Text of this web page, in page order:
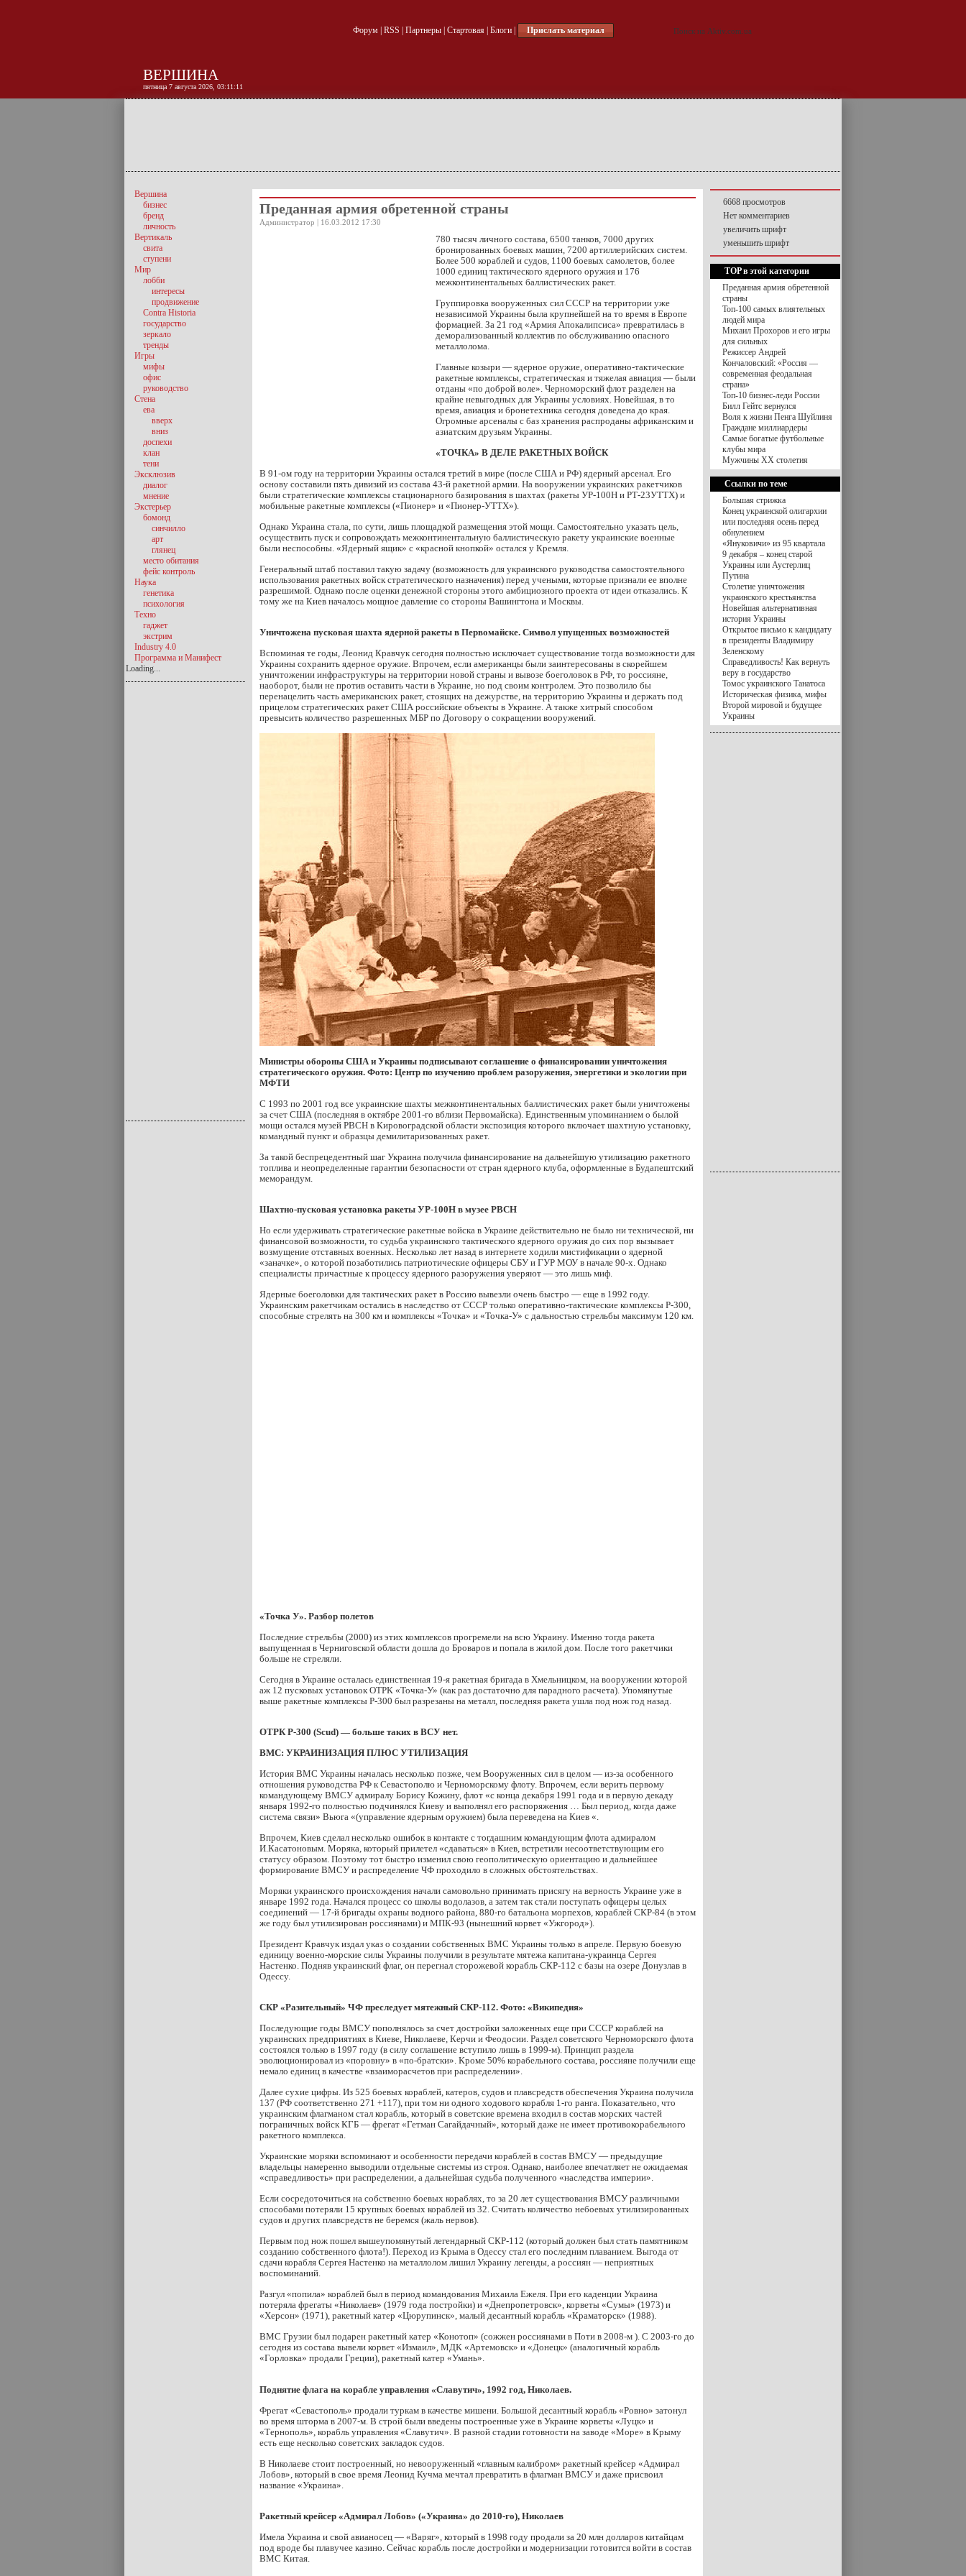
Форум| RSS Партнеры| Стартовая| Блоги| Прислать материал
ВЕРШИНА
пятница 7 августа 2026, 03:11:12
Преданная армия обретенной страны
Администратор | 16.03.2012 17:30
780 тысяч личного состава, 6500 танков, 7000 других
бронированных боевых машин, 7200 артиллерийских систем.
Более 500 кораблей и судов, 1100 боевых самолетов, более
1000 единиц тактического ядерного оружия и 176
межконтинентальных баллистических ракет.
Группировка вооруженных сил СССР на территории уже
независимой Украины была крупнейшей на то время в Европе
формацией. За 21 год «Армия Апокалипсиса» превратилась в
деморализованный коллектив по обслуживанию опасного
металлолома.
Главные козыри — ядерное оружие, оперативно-тактические
ракетные комплексы, стратегическая и тяжелая авиация — были
отданы «по доброй воле». Черноморский флот разделен на
крайне невыгодных для Украины условиях. Новейшая, в то
время, авиация и бронетехника сегодня доведена до края.
Огромные арсеналы с баз хранения распроданы африканским и
азиатским друзьям Украины.
«ТОЧКА» В ДЕЛЕ РАКЕТНЫХ ВОЙСК
В 91-ом году на территории Украины остался третий в мире (после США и РФ) ядерный арсенал. Его
основу составили пять дивизий из состава 43-й ракетной армии. На вооружении украинских ракетчиков
были стратегические комплексы стационарного базирования в шахтах (ракеты УР-100Н и РТ-23УТТХ) и
мобильные ракетные комплексы («Пионер» и «Пионер-УТТХ»).
Oднако Украина стала, по сути, лишь площадкой размещения этой мощи. Самостоятельно указать цель,
осуществить пуск и сопровождать межконтинентальную баллистическую ракету украинские военные
были неспособны. «Ядерный ящик» с «красной кнопкой» остался у Кремля.
Генеральный штаб поставил такую задачу (возможность для украинского руководства самостоятельного
использования ракетных войск стратегического назначения) перед учеными, которые признали ее вполне
разрешимой. Однако после оценки денежной стороны этого амбициозного проекта от идеи отказались. К
тому же на Киев началось мощное давление со стороны Вашингтона и Москвы.
Уничтожена пусковая шахта ядерной ракеты в Первомайске. Символ упущенных возможностей
Вспоминая те годы, Леонид Кравчук сегодня полностью исключает существование тогда возможности для
Украины сохранить ядерное оружие. Впрочем, если американцы были заинтересованы в скорейшем
уничтожении инфраструктуры на территории новой страны и вывозе боеголовок в РФ, то россияне,
наоборот, были не против оставить части в Украине, но под своим контролем. Это позволило бы
перенацелить часть американских ракет, стоящих на дежурстве, на территорию Украины и держать под
прицелом стратегических ракет США российские объекты в Украине. А также хитрый способом
превысить количество разрешенных МБР по Договору о сокращении вооружений.
Министры обороны США и Украины подписывают соглашение о финансировании уничтожения
стратегического оружия. Фото: Центр по изучению проблем разоружения, энергетики и экологии при
МФТИ
С 1993 по 2001 год все украинские шахты межконтинентальных баллистических ракет были уничтожены
за счет США (последняя в октябре 2001-го вблизи Первомайска). Единственным упоминанием о былой
мощи остался музей РВСН в Кировоградской области экспозиция которого включает шахтную установку,
командный пункт и образцы демилитаризованных ракет.
За такой беспрецедентный шаг Украина получила финансирование на дальнейшую утилизацию ракетного
топлива и неопределенные гарантии безопасности от стран ядерного клуба, оформленные в Будапештский
меморандум.
Шахтно-пусковая установка ракеты УР-100Н в музее РВСН
Но если удерживать стратегические ракетные войска в Украине действительно не было ни технической, ни
финансовой возможности, то судьба украинского тактического ядерного оружия до сих пор вызывает
возмущение отставных военных. Несколько лет назад в интернете ходили мистификации о ядерной
«заначке», о которой позаботились патриотические офицеры СБУ и ГУР МОУ в начале 90-х. Однако
специалисты причастные к процессу ядерного разоружения уверяют — это лишь миф.
Ядерные боеголовки для тактических ракет в Россию вывезли очень быстро — еще в 1992 году.
Украинским ракетчикам остались в наследство от СССР только оперативно-тактические комплексы Р-300,
способные стрелять на 300 км и комплексы «Точка» и «Точка-У» с дальностью стрельбы максимум 120 км.
«Точка У». Разбор полетов
Последние стрельбы (2000) из этих комплексов прогремели на всю Украину. Именно тогда ракета
выпущенная в Черниговской области дошла до Броваров и попала в жилой дом. После того ракетчики
больше не стреляли.
Сегодня в Украине осталась единственная 19-я ракетная бригада в Хмельницком, на вооружении которой
аж 12 пусковых установок ОТРК «Точка-У» (как раз достаточно для парадного расчета). Упомянутые
выше ракетные комплексы Р-300 был разрезаны на металл, последняя ракета ушла под нож год назад.
ОТРК Р-300 (Scud) — больше таких в ВСУ нет.
ВМС: УКРАИНИЗАЦИЯ ПЛЮС УТИЛИЗАЦИЯ
История ВМС Украины началась несколько позже, чем Вооруженных сил в целом — из-за особенного
отношения руководства РФ к Севастополю и Черноморскому флоту. Впрочем, если верить первому
командующему ВМСУ адмиралу Борису Кожину, флот «с конца декабря 1991 года и в первую декаду
января 1992-го полностью подчинялся Киеву и выполнял его распоряжения … Был период, когда даже
система связи» Вьюга «(управление ядерным оружием) была переведена на Киев «.
Впрочем, Киев сделал несколько ошибок в контакте с тогдашним командующим флота адмиралом
И.Касатоновым. Моряка, который прилетел «сдаваться» в Киев, встретили несоответствующим его
статусу образом. Поэтому тот быстро изменил свою геополитическую ориентацию и дальнейшее
формирование ВМСУ и распределение ЧФ проходило в сложных обстоятельствах.
Моряки украинского происхождения начали самовольно принимать присягу на верность Украине уже в
январе 1992 года. Начался процесс со школы водолазов, а затем так стали поступать офицеры целых
соединений — 17-й бригады охраны водного района, 880-го батальона морпехов, кораблей СКР-84 (в этом
же году был утилизирован россиянами) и МПК-93 (нынешний корвет «Ужгород»).
Президент Кравчук издал указ о создании собственных ВМС Украины только в апреле. Первую боевую
единицу военно-морские силы Украины получили в результате мятежа капитана-украинца Сергея
Настенко. Подняв украинский флаг, он перегнал сторожевой корабль СКР-112 с базы на озере Донузлав в
Одессу.
СКР «Разительный» ЧФ преследует мятежный СКР-112. Фото: «Википедия»
Последующие годы ВМСУ пополнялось за счет достройки заложенных еще при СССР кораблей на
украинских предприятиях в Киеве, Николаеве, Керчи и Феодосии. Раздел советского Черноморского флота
состоялся только в 1997 году (в силу соглашение вступило лишь в 1999-м). Принцип раздела
эволюционировал из «поровну» в «по-братски». Кроме 50% корабельного состава, россияне получили еще
немало единиц в качестве «взаиморасчетов при распределении».
Далее сухие цифры. Из 525 боевых кораблей, катеров, судов и плавсредств обеспечения Украина получила
137 (РФ соответственно 271 +117), при том ни одного ходового корабля 1-го ранга. Показательно, что
украинским флагманом стал корабль, который в советские времена входил в состав морских частей
пограничных войск КГБ — фрегат «Гетман Сагайдачный», который даже не имеет противокорабельного
ракетного комплекса.
Украинские моряки вспоминают и особенности передачи кораблей в состав ВМСУ — предыдущие
владельцы намеренно выводили отдельные системы из строя. Однако, наиболее впечатляет не ожидаемая
«справедливость» при распределении, а дальнейшая судьба полученного «наследства империи».
Если сосредоточиться на собственно боевых кораблях, то за 20 лет существования ВМСУ различными
способами потеряли 15 крупных боевых кораблей из 32. Считать количество небоевых утилизированных
судов и других плавсредств не беремся (жаль нервов).
Первым под нож пошел вышеупомянутый легендарный СКР-112 (который должен был стать памятником
созданию собственного флота!). Переход из Крыма в Одессу стал его последним плаванием. Выгода от
сдачи корабля Сергея Настенко на металлолом лишил Украину легенды, а россиян — неприятных
воспоминаний.
Разгул «попила» кораблей был в период командования Михаила Ежеля. При его каденции Украина
потеряла фрегаты «Николаев» (1979 года постройки) и «Днепропетровск», корветы «Сумы» (1973) и
«Херсон» (1971), ракетный катер «Цюрупинск», малый десантный корабль «Краматорск» (1988).
ВМС Грузии был подарен ракетный катер «Конотоп» (сожжен россиянами в Поти в 2008-м ). С 2003-го до
сегодня из состава вывели корвет «Измаил», МДК «Артемовск» и «Донецк» (аналогичный корабль
«Горловка» продали Греции), ракетный катер «Умань».
Поднятие флага на корабле управления «Славутич», 1992 год, Николаев.
Фрегат «Севастополь» продали туркам в качестве мишени. Большой десантный корабль «Ровно» затонул
во время шторма в 2007-м. В строй были введены построенные уже в Украине корветы «Луцк» и
«Тернополь», корабль управления «Славутич». В разной стадии готовности на заводе «Море» в Крыму
есть еще несколько советских закладок судов.
В Николаеве стоит построенный, но невооруженный «главным калибром» ракетный крейсер «Адмирал
Лобов», который в свое время Леонид Кучма мечтал превратить в флагман ВМСУ и даже присвоил
название «Украина».
Ракетный крейсер «Адмирал Лобов» («Украина» до 2010-го), Николаев
Имела Украина и свой авианосец — «Варяг», который в 1998 году продали за 20 млн долларов китайцам
под вроде бы плавучее казино. Сейчас корабль после достройки и модернизации готовится войти в состав
ВМС Китая.
Вершина
бизнес
бренд
личность
Вертикаль
свита
ступени
Мир
лобби
интересы
продвижение
Contra Historia
государство
зеркало
тренды
Игры
мифы
офис
руководство
Стена
ева
вверх
вниз
доспехи
клан
тени
Эксклюзив
диалог
мнение
Экстерьер
бомонд
синчилло
арт
глянец
место обитания
фейс контроль
Наука
генетика
психология
Техно
гаджет
экстрим
Industry 4.0
Программа и Манифест
Loading...
6668 просмотров
Нет комментариев
увеличить шрифт
уменьшить шрифт
TOP в этой категории
Преданная армия обретенной
страны
Топ-100 самых влиятельных
людей мира
Михаил Прохоров и его игры
для сильных
Режиссер Андрей
Кончаловский: «Россия —
современная феодальная
страна»
Топ-10 бизнес-леди России
Билл Гейтс вернулся
Воля к жизни Пенга Шуйлиня
Граждане миллиардеры
Самые богатые футбольные
клубы мира
Мужчины XX столетия
Ссылки по теме
Большая стрижка
Конец украинской олигархии
или последняя осень перед
обнулением
«Януковичи» из 95 квартала
9 декабря – конец старой
Украины или Аустерлиц
Путина
Столетие уничтожения
украинского крестьянства
Новейшая альтернативная
история Украины
Открытое письмо к кандидату
в президенты Владимиру
Зеленскому
Справедливость! Как вернуть
веру в государство
Томос украинского Танатоса
Историческая физика, мифы
Второй мировой и будущее
Украины